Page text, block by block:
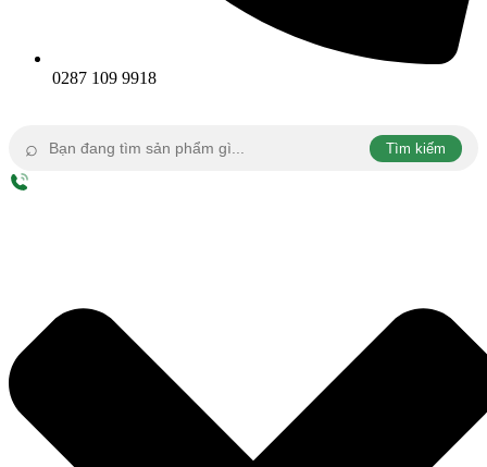
0287 109 9918
⌕ Tìm kiếm